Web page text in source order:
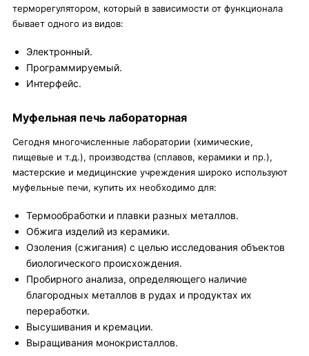
терморегулятором, который в зависимости от функционала
бывает одного из видов:
Электронный.
Программируемый.
Интерфейс.
Муфельная печь лабораторная
Сегодня многочисленные лаборатории (химические,
пищевые и т.д.), производства (сплавов, керамики и пр.),
мастерские и медицинские учреждения широко используют
муфельные печи, купить их необходимо для:
Термообработки и плавки разных металлов.
Обжига изделий из керамики.
Озоления (сжигания) с целью исследования объектов
биологического происхождения.
Пробирного анализа, определяющего наличие
благородных металлов в рудах и продуктах их
переработки.
Высушивания и кремации.
Выращивания монокристаллов.